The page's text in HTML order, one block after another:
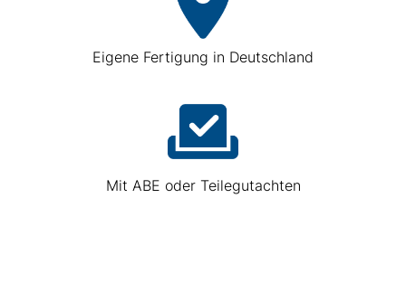
Eigene Fertigung in Deutschland
Mit ABE oder Teilegutachten